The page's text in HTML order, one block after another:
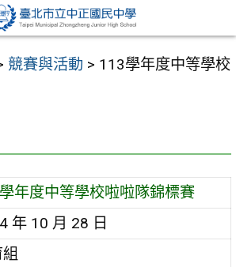
競賽與活動 > 113學年度中等學校
年度中等學校啦啦隊錦標賽
年 10 月 28 日